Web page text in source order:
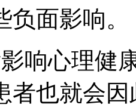
面影响。
心理健康
者也就会